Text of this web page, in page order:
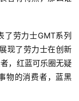
了劳力士GMT系列
现了劳力士在创新
，红蓝可乐圈无疑
物的消费者，蓝黑